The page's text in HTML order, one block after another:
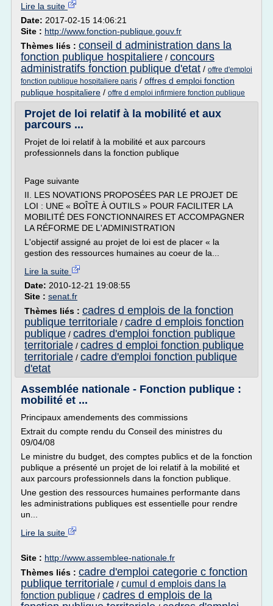
Lire la suite
Date: 2017-02-15 14:06:21
Site : http://www.fonction-publique.gouv.fr
Thèmes liés : conseil d administration dans la
fonction publique hospitaliere / concours
administratifs fonction publique d'etat / offre d'emploi
fonction publique hospitaliere paris / offres d emploi fonction
publique hospitaliere / offre d emploi infirmiere fonction publique
Projet de loi relatif à la mobilité et aux
parcours ...
Projet de loi relatif à la mobilité et aux parcours
professionnels dans la fonction publique
Page suivante
II. LES NOVATIONS PROPOSÉES PAR LE PROJET DE
LOI : UNE « BOÎTE À OUTILS » POUR FACILITER LA
MOBILITÉ DES FONCTIONNAIRES ET ACCOMPAGNER
LA RÉFORME DE L'ADMINISTRATION
L'objectif assigné au projet de loi est de placer « la
gestion des ressources humaines au coeur de la...
Lire la suite
Date: 2010-12-21 19:08:55
Site : senat.fr
Thèmes liés : cadres d emplois de la fonction
publique territoriale / cadre d emplois fonction
publique / cadres d'emploi fonction publique
territoriale / cadres d emploi fonction publique
territoriale / cadre d'emploi fonction publique
d'etat
Assemblée nationale - Fonction publique :
mobilité et ...
Principaux amendements des commissions
Extrait du compte rendu du Conseil des ministres du
09/04/08
Le ministre du budget, des comptes publics et de la fonction
publique a présenté un projet de loi relatif à la mobilité et
aux parcours professionnels dans la fonction publique.
Une gestion des ressources humaines performante dans
les administrations publiques est essentielle pour rendre
un...
Lire la suite
Site : http://www.assemblee-nationale.fr
Thèmes liés : cadre d'emploi categorie c fonction
publique territoriale / cumul d emplois dans la
fonction publique / cadres d emplois de la